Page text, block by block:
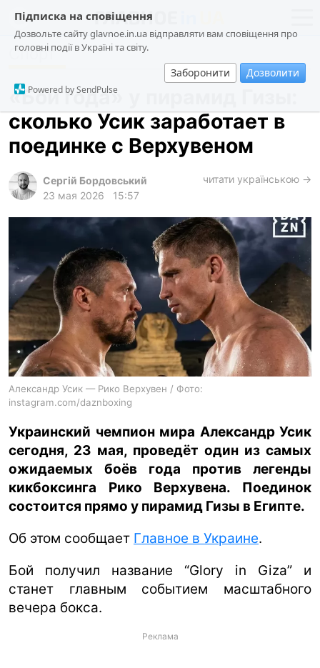
Підписка на сповіщення
Дозвольте сайту glavnoe.in.ua відправляти вам сповіщення про
головні події в Україні та світу.
Заборонити Дозволити
Powered by SendPulse
новости
о проекте
общество
происшествия
криминал
лонгриды
харьков
архив
gambling
ua ru en
Спорт
«Бой года» у пирамид Гизы:
сколько Усик заработает в
поединке с Верхувеном
Сергій Бордовський
23 мая 2026
15:57
читати українською →
Александр Усик — Рико Верхувен / Фото:
instagram.com/daznboxing
Украинский чемпион мира Александр Усик
сегодня, 23 мая, проведёт один из самых
ожидаемых боёв года против легенды
кикбоксинга Рико Верхувена. Поединок
состоится прямо у пирамид Гизы в Египте.
Об этом сообщает Главное в Украине.
Бой получил название “Glory in Giza” и
станет главным событием масштабного
вечера бокса.
Реклама